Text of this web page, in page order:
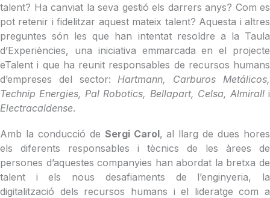
talent? Ha canviat la seva gestió els darrers anys? Com es
pot retenir i fidelitzar aquest mateix talent? Aquesta i altres
preguntes són les que han intentat resoldre a la Taula
d’Experiències, una iniciativa emmarcada en el projecte
eTalent i que ha reunit responsables de recursos humans
d’empreses del sector: Hartmann, Carburos Metálicos,
Technip Energies, Pal Robotics, Bellapart, Celsa, Almirall i
Electracaldense.
Amb la conducció de Sergi Carol, al llarg de dues hores
els diferents responsables i tècnics de les àrees de
persones d’aquestes companyies han abordat la bretxa de
talent i els nous desafiaments de l’enginyeria, la
digitalització dels recursos humans i el lideratge com a